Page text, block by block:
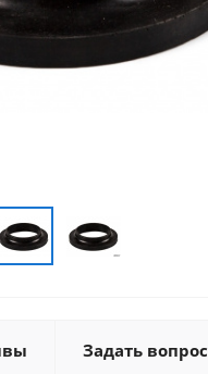
Задать вопрос